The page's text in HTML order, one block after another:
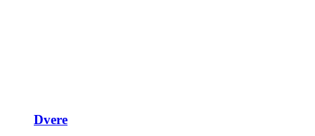
Dvere